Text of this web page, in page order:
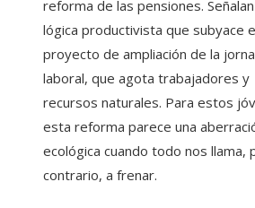
reforma de las pensiones.
lógica productivista que subyace
proyecto de ampliación de la
laboral, que agota trabajadores y
recursos naturales. Para estos
esta reforma parece una
ecológica cuando todo nos llama,
contrario, a frenar.